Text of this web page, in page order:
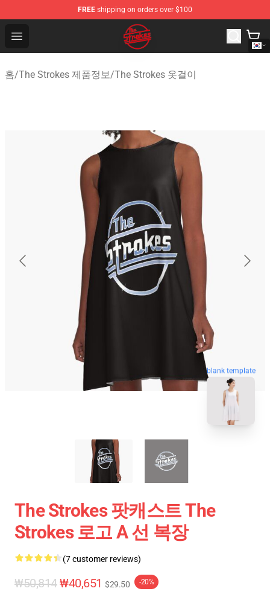
FREE shipping on orders over $100
Open menu
The Strokes Shop - Official The Strokes Merchandise
홈/The Strokes 제품정보/The Strokes 옷걸이
blank template
The Strokes 팟캐스트 The
Strokes 로고 A 선 복장
(7 customer reviews)
₩50,814₩40,651 $29.50 -20%